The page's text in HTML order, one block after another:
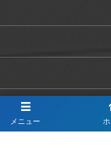
メニュー